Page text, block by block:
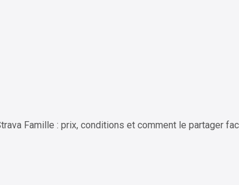
Famille : prix, conditions et comment le partager